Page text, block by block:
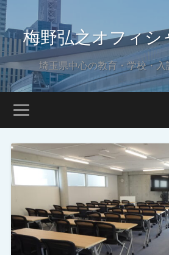
梅野弘之オフィ
埼玉県中心の教育・学校・入